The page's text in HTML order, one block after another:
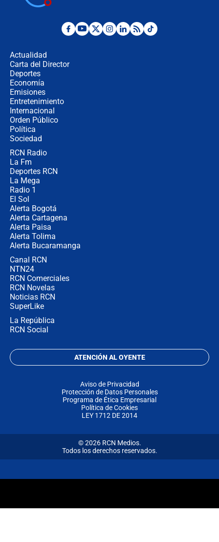
Posesión de Abelardo De La Espriella
Actualidad
Carta del Director
Deportes
Economía
Emisiones
Entretenimiento
Internacional
Orden Público
Política
Sociedad
RCN Radio
La Fm
Deportes RCN
La Mega
Radio 1
El Sol
Alerta Bogotá
Alerta Cartagena
Alerta Paisa
Alerta Tolima
Alerta Bucaramanga
Canal RCN
NTN24
RCN Comerciales
RCN Novelas
Noticias RCN
SuperLike
La República
RCN Social
ATENCIÓN AL OYENTE
Aviso de Privacidad
Protección de Datos Personales
Programa de Ética Empresarial
Política de Cookies
LEY 1712 DE 2014
© 2026 RCN Medios.
Todos los derechos reservados.